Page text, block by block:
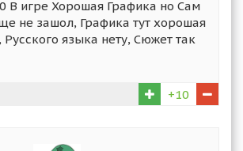
В игре Хорошая Графика но Сам
не зашол, Графика тут хорошая
языка нету, Сюжет так
+10